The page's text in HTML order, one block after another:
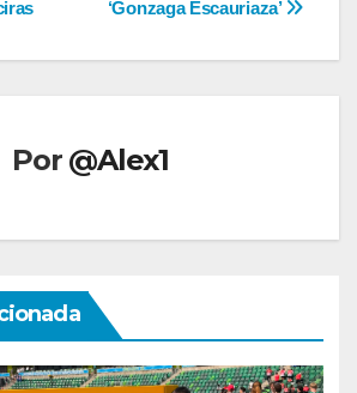
‘Gonzaga Escauriaza’
Por @Alex1